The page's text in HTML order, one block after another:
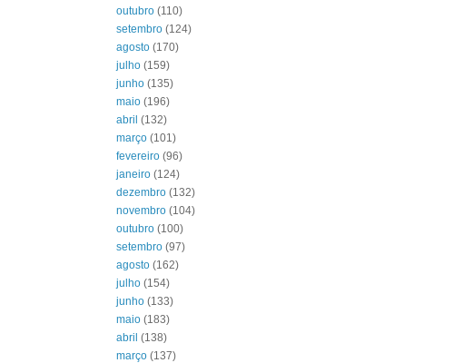
outubro (110)
setembro (124)
agosto (170)
julho (159)
junho (135)
maio (196)
abril (132)
março (101)
fevereiro (96)
janeiro (124)
dezembro (132)
novembro (104)
outubro (100)
setembro (97)
agosto (162)
julho (154)
junho (133)
maio (183)
abril (138)
março (137)